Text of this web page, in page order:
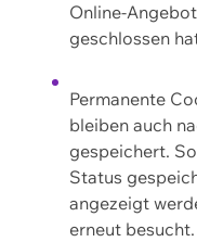
Online-
geschlossen
Permanente
bleiben auch
gespeichert.
Status
angezeigt
erneut